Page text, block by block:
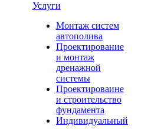
Услуги
Монтаж систем
автополива
Проектирование
и монтаж
дренажной
системы
Проектироваине
и строительство
фундамента
Индивидуальный